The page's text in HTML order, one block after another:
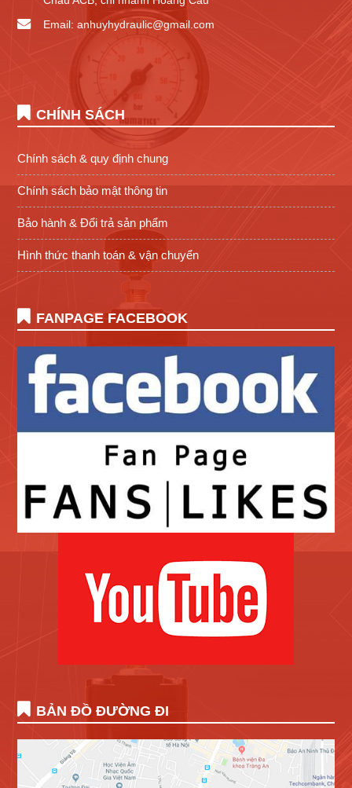
Email: anhuyhydraulic@gmail.com
CHÍNH SÁCH
Chính sách & quy định chung
Chính sách bảo mật thông tin
Bảo hành & Đổi trả sản phẩm
Hình thức thanh toán & vận chuyển
FANPAGE FACEBOOK
BẢN ĐỒ ĐƯỜNG ĐI